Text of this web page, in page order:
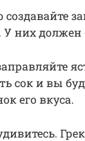
создавайте
них должен
сок и вы
его вкуса.